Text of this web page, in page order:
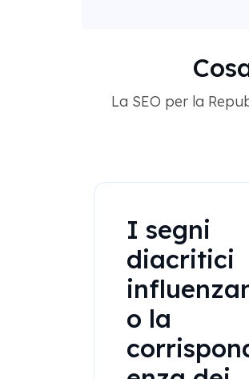
La SEO per la
I segni
diacritici
o la